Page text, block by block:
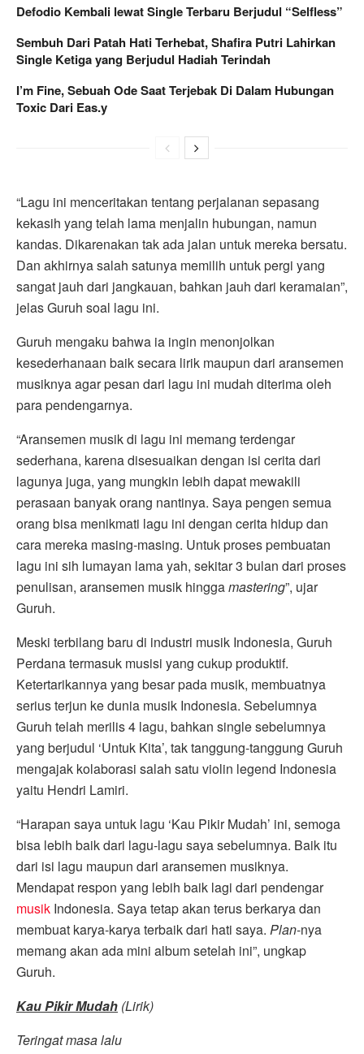
Defodio Kembali lewat Single Terbaru Berjudul “Selfless”
Sembuh Dari Patah Hati Terhebat, Shafira Putri Lahirkan
Single Ketiga yang Berjudul Hadiah Terindah
I’m Fine, Sebuah Ode Saat Terjebak Di Dalam Hubungan
Toxic Dari Eas.y
“Lagu ini menceritakan tentang perjalanan sepasang
kekasih yang telah lama menjalin hubungan, namun
kandas. Dikarenakan tak ada jalan untuk mereka bersatu.
Dan akhirnya salah satunya memilih untuk pergi yang
sangat jauh dari jangkauan, bahkan jauh dari keramaian”,
jelas Guruh soal lagu ini.
Guruh mengaku bahwa ia ingin menonjolkan
kesederhanaan baik secara lirik maupun dari aransemen
musiknya agar pesan dari lagu ini mudah diterima oleh
para pendengarnya.
“Aransemen musik di lagu ini memang terdengar
sederhana, karena disesuaikan dengan isi cerita dari
lagunya juga, yang mungkin lebih dapat mewakili
perasaan banyak orang nantinya. Saya pengen semua
orang bisa menikmati lagu ini dengan cerita hidup dan
cara mereka masing-masing. Untuk proses pembuatan
lagu ini sih lumayan lama yah, sekitar 3 bulan dari proses
penulisan, aransemen musik hinggamastering”, ujar
Guruh.
Meski terbilang baru di industri musik Indonesia, Guruh
Perdana termasuk musisi yang cukup produktif.
Ketertarikannya yang besar pada musik, membuatnya
serius terjun ke dunia musik Indonesia. Sebelumnya
Guruh telah merilis 4 lagu, bahkan single sebelumnya
yang berjudul ‘Untuk Kita’, tak tanggung-tanggung Guruh
mengajak kolaborasi salah satu violin legend Indonesia
yaitu Hendri Lamiri.
“Harapan saya untuk lagu ‘Kau Pikir Mudah’ ini, semoga
bisa lebih baik dari lagu-lagu saya sebelumnya. Baik itu
dari isi lagu maupun dari aransemen musiknya.
Mendapat respon yang lebih baik lagi dari pendengar
musik Indonesia. Saya tetap akan terus berkarya dan
membuat karya-karya terbaik dari hati saya. Plan-nya
memang akan ada mini album setelah ini”, ungkap
Guruh.
Kau Pikir Mudah (Lirik)
Teringat masa lalu